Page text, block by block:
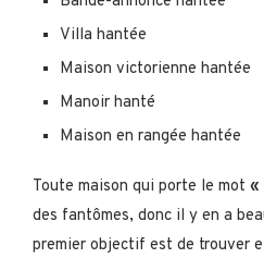
Villa hantée
Maison victorienne hantée
Manoir hanté
Maison en rangée hantée
Toute maison qui porte le mot «
des fantômes, donc il y en a
premier objectif est de trouver